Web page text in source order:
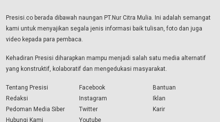
Presisi.co berada dibawah naungan PT.Nur Citra Mulia. Ini adalah semangat
kami untuk menyajikan segala jenis informasi baik tulisan, foto dan juga
video kepada para pembaca.
Kehadiran Presisi diharapkan mampu menjadi salah satu media alternatif
yang konstruktif, kolaboratif dan mengedukasi masyarakat.
Tentang Presisi
Redaksi
Pedoman Media Siber
Hubungi Kami
Facebook
Instagram
Twitter
Youtube
Bantuan
Iklan
Karir